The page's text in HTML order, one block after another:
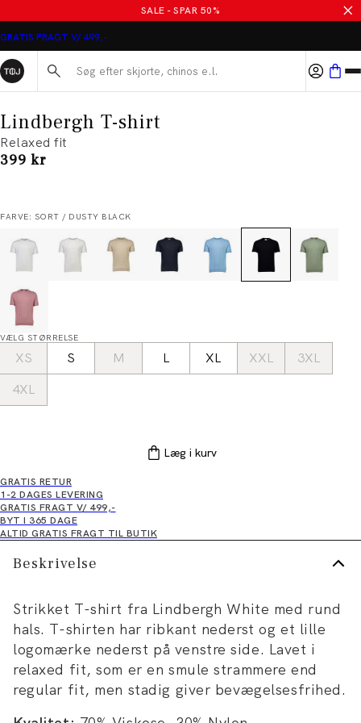
SALE - SPAR 50%
GRATIS FRAGT V/ 499,-
Søg her...
Lindbergh T-shirt
Relaxed fit
I alt (inkl. rabat)
399 kr
FARVE: SORT / DUSTY BLACK
VÆLG STØRRELSE
XS S M L XL XXL
3XL
4XL
Læg i kurv
GRATIS RETUR
1-2 DAGES LEVERING
GRATIS FRAGT V/ 499,-
BYT I 365 DAGE
ALTID GRATIS FRAGT TIL BUTIK
Beskrivelse
Strikket T-shirt fra Lindbergh White med rund
hals. T-shirten har ribkant nederst og et lille
logomærke nederst på venstre side. Lavet i
relaxed fit, som er en smule strammere end
regular fit, men stadig giver bevægelsesfrihed.